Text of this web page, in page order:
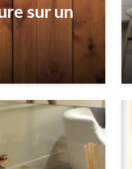
sur un